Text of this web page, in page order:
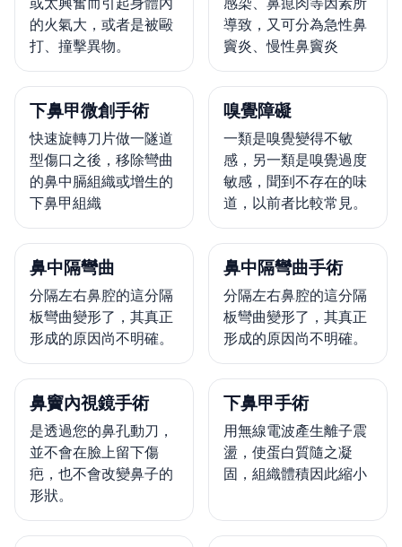
的火氣大，或者是被毆
打、撞擊異物。
導致，又可分為急性鼻
竇炎、慢性鼻竇炎
下鼻甲微創手術
快速旋轉刀片做一隧道
型傷口之後，移除彎曲
的鼻中膈組織或增生的
下鼻甲組織
嗅覺障礙
一類是嗅覺變得不敏
感，另一類是嗅覺過度
敏感，聞到不存在的味
道，以前者比較常見。
鼻中隔彎曲
分隔左右鼻腔的這分隔
板彎曲變形了，其真正
形成的原因尚不明確。
鼻中隔彎曲手術
分隔左右鼻腔的這分隔
板彎曲變形了，其真正
形成的原因尚不明確。
鼻竇內視鏡手術
是透過您的鼻孔動刀，
並不會在臉上留下傷
疤，也不會改變鼻子的
形狀。
下鼻甲手術
用無線電波產生離子震
盪，使蛋白質隨之凝
固，組織體積因此縮小